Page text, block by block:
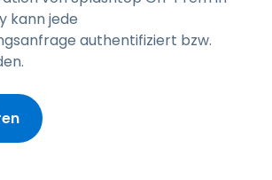
kann jede
authentifiziert bzw.